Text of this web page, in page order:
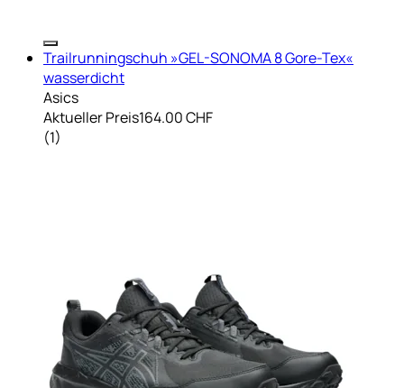
Trailrunningschuh »GEL-SONOMA 8 Gore-Tex«
wasserdicht
Asics
Aktueller Preis164.00 CHF
(1)